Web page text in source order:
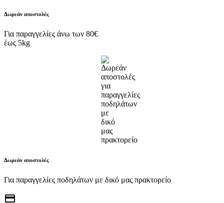
Δωρεάν αποστολές
Για παραγγελίες άνω των 80€
έως 5kg
Δωρεάν αποστολές
Για παραγγελίες ποδηλάτων με δικό μας πρακτορείο
credit_card